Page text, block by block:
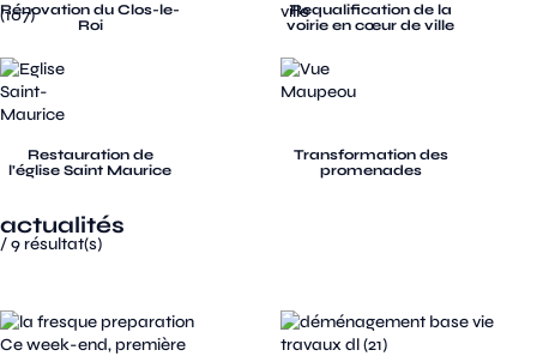
Rénovation du Clos-le-
Roi
Requalification de la
voirie en cœur de ville
Restauration de
l’église Saint Maurice
Transformation des
promenades
actualités
/9résultat(s)
Ce week-end, première